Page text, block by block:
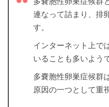
連なって詰まり、排
す。
インターネット上で
いることも多いよう
多嚢胞性卵巣症候群
原因の一つとして重